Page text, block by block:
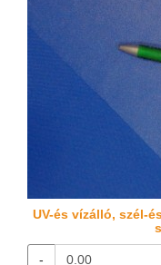
UV-és vízálló, szél-
-